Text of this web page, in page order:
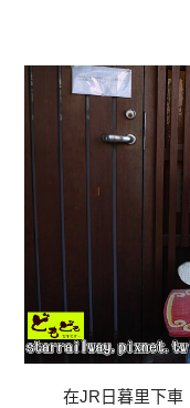
在JR日暮里下車